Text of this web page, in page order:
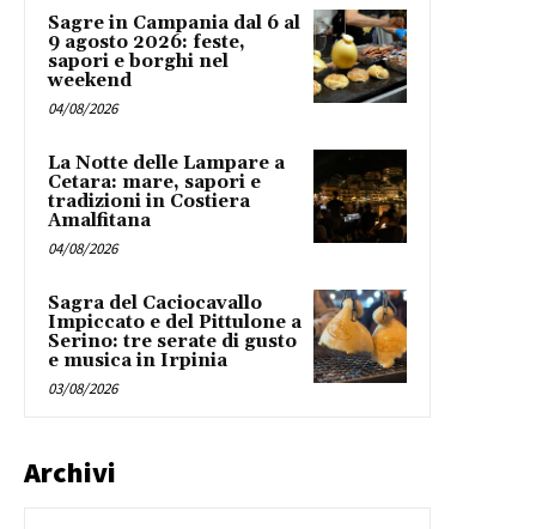
Sagre in Campania dal 6 al
9 agosto 2026: feste,
sapori e borghi nel
weekend
04/08/2026
La Notte delle Lampare a
Cetara: mare, sapori e
tradizioni in Costiera
Amalfitana
04/08/2026
Sagra del Caciocavallo
Impiccato e del Pittulone a
Serino: tre serate di gusto
e musica in Irpinia
03/08/2026
Archivi